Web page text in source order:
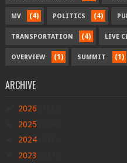
MV (4) POLITICS (4)
TRANSPORTATION (4) LIVE
OVERVIEW (1) SUMMIT (1)
ARCHIVE
2026
2025
2024
2023